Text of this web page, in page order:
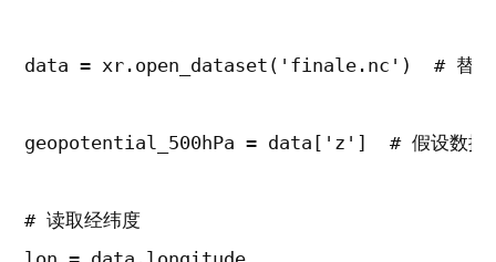
data = xr.open_dataset('finale.nc')  # 替换为
geopotential_500hPa = data['z']  # 假设数据集
# 读取经纬度